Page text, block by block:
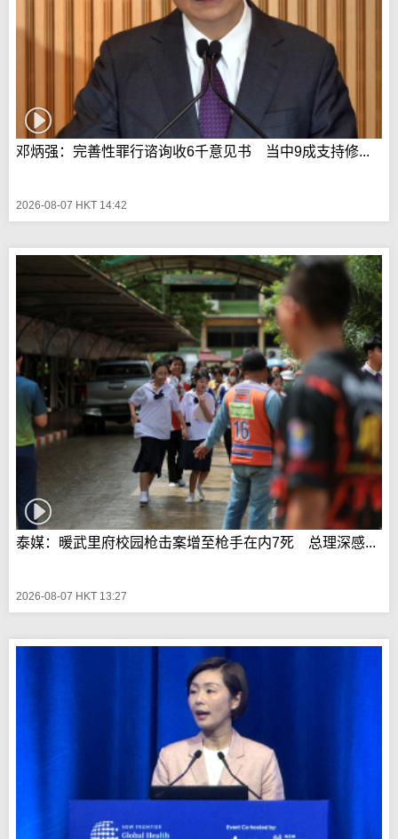
邓炳强：完善性罪行谘询收6千意见书 当中9成支持修...
2026-08-07 HKT 14:42
泰媒：暖武里府校园枪击案增至枪手在内7死 总理深感...
2026-08-07 HKT 13:27